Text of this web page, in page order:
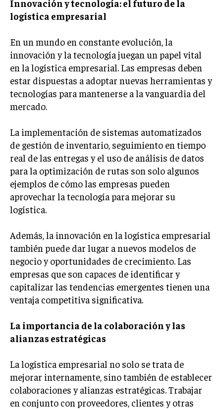
INVESTIGACIÓN DE MERCADO
GESTIÓN DE CLIENTES
EMPRENDIMIENTO
INNOVACIÓN EMPRESARIAL
GESTIÓN DEL CAMBIO
HABILIDADES DIRECTIVAS
EMPRENDIMIENTO
PLANIFICACIÓN EMPRESARIAL
FINANZAS
FINANZAS Y CONTABILIDAD
INVERSIONES Y MERCADOS FINANCIEROS
CONTABILIDAD EMPRESARIAL
ECONOMÍA EMPRESARIAL
INTERNACIONAL
COMERCIO INTERNACIONAL
IMPORTACIÓN Y EXPORTACIÓN
ALIANZAS ESTRATÉGICAS
Innovación y tecnología: el futuro de la
logística empresarial
En un mundo en constante evolución, la
innovación y la tecnología juegan un papel vital
en la logística empresarial. Las empresas deben
estar dispuestas a adoptar nuevas herramientas y
tecnologías para mantenerse a la vanguardia del
mercado.
La implementación de sistemas automatizados
de gestión de inventario, seguimiento en tiempo
real de las entregas y el uso de análisis de datos
para la optimización de rutas son solo algunos
ejemplos de cómo las empresas pueden
aprovechar la tecnología para mejorar su
logística.
Además, la innovación en la logística empresarial
también puede dar lugar a nuevos modelos de
negocio y oportunidades de crecimiento. Las
empresas que son capaces de identificar y
capitalizar las tendencias emergentes tienen una
ventaja competitiva significativa.
La importancia de la colaboración y las
alianzas estratégicas
La logística empresarial no solo se trata de
mejorar internamente, sino también de establecer
colaboraciones y alianzas estratégicas. Trabajar
en conjunto con proveedores, clientes y otras